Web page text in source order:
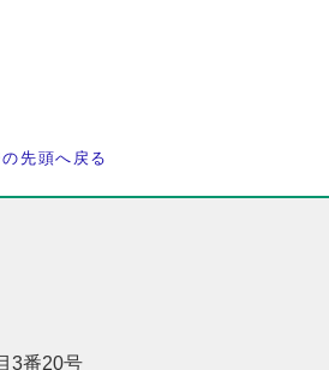
先頭へ戻る
3番20号